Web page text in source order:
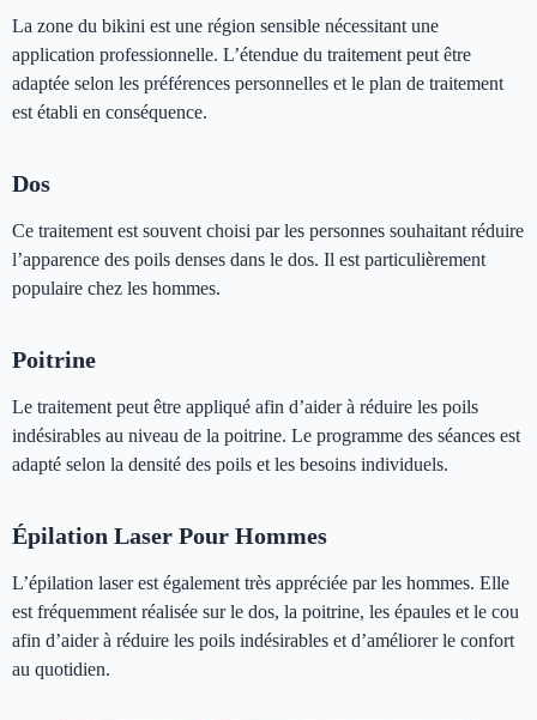
La zone du bikini est une région sensible nécessitant une
application professionnelle. L’étendue du traitement peut être
adaptée selon les préférences personnelles et le plan de traitement
est établi en conséquence.
Dos
Ce traitement est souvent choisi par les personnes souhaitant réduire
l’apparence des poils denses dans le dos. Il est particulièrement
populaire chez les hommes.
Poitrine
Le traitement peut être appliqué afin d’aider à réduire les poils
indésirables au niveau de la poitrine. Le programme des séances est
adapté selon la densité des poils et les besoins individuels.
Épilation Laser Pour Hommes
L’épilation laser est également très appréciée par les hommes. Elle
est fréquemment réalisée sur le dos, la poitrine, les épaules et le cou
afin d’aider à réduire les poils indésirables et d’améliorer le confort
au quotidien.